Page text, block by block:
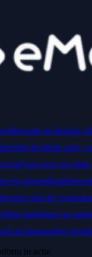
Bewaak en bestuur
Stel flexibele prijs-
Analyses over uw hele
en
met de
Slim lastbeheer en
Laat bestuurders
in actie